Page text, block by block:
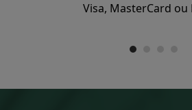
Visa, MasterCard ou